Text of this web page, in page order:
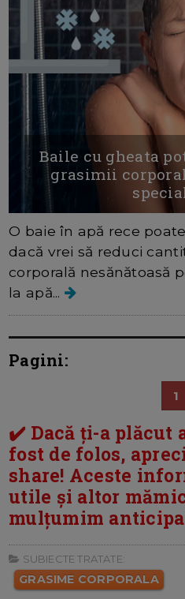
Baile cu gheata
grasimii
O baie în apă rece
dacă vrei să reduci
corporală nesănătoasă
la apă...
Pagini:
1
✔️ Dacă ți-a plăcut
fost de folos,
share! Aceste
utile și altor
mulțumim
SUBIECTE TRATATE:
GRASIME CORPORALA